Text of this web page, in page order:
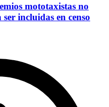
mototaxistas no
incluidas en censo